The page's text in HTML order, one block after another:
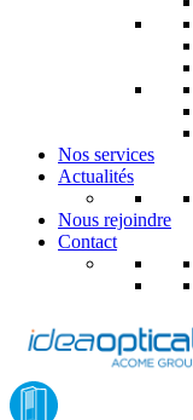
Nos services
Actualités
Nous rejoindre
Contact